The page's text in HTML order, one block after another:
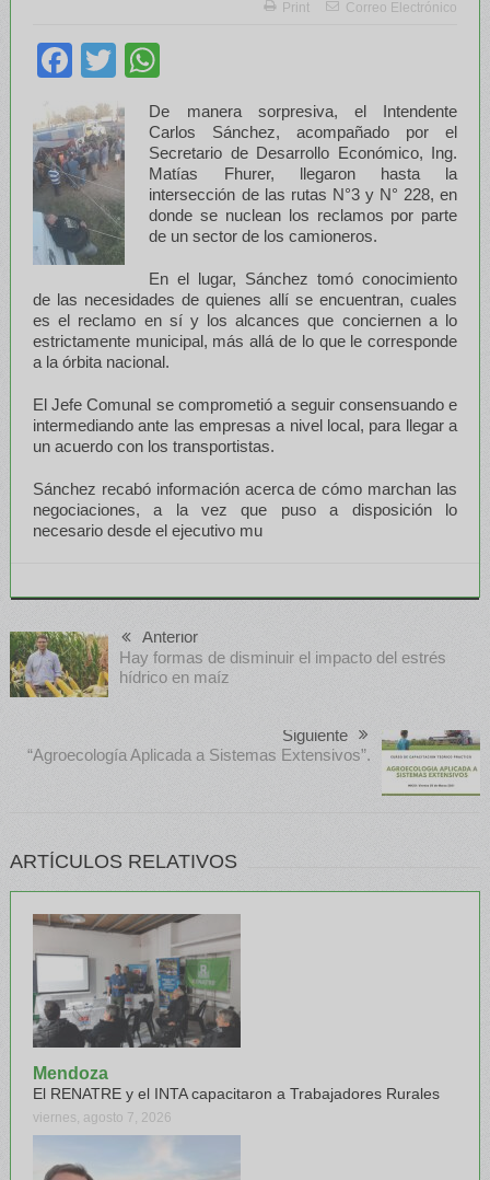
Print Correo Electrónico
Facebook
Twitter
De manera sorpresiva, el Intendente
Carlos Sánchez, acompañado por el
Secretario de Desarrollo Económico, Ing.
Matías Fhurer, llegaron hasta la
intersección de las rutas N°3 y N° 228, en
donde se nuclean los reclamos por parte
de un sector de los camioneros.
En el lugar, Sánchez tomó conocimiento
de las necesidades de quienes allí se encuentran, cuales
es el reclamo en sí y los alcances que conciernen a lo
estrictamente municipal, más allá de lo que le corresponde
a la órbita nacional.
El Jefe Comunal se comprometió a seguir consensuando e
intermediando ante las empresas a nivel local, para llegar a
un acuerdo con los transportistas.
Sánchez recabó información acerca de cómo marchan las
negociaciones, a la vez que puso a disposición lo
necesario desde el ejecutivo mu
Anterior
Hay formas de disminuir el impacto del estrés
hídrico en maíz
Siguiente
“Agroecología Aplicada a Sistemas Extensivos”.
ARTÍCULOS RELATIVOS
Mendoza
El RENATRE y el INTA capacitaron a Trabajadores Rurales
viernes, agosto 7, 2026